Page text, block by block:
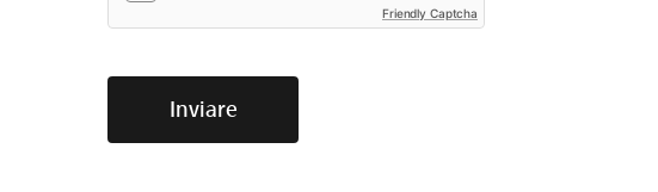
Friendly Captcha
Inviare